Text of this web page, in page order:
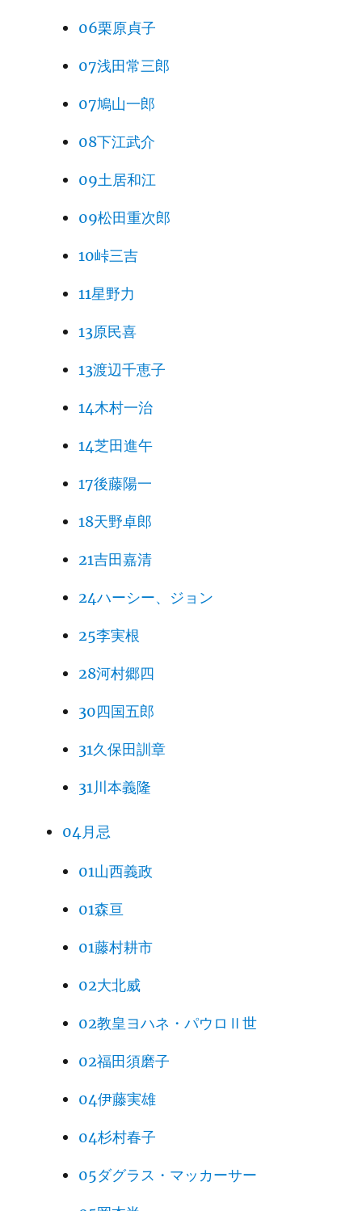
06栗原貞子
07浅田常三郎
07鳩山一郎
08下江武介
09土居和江
09松田重次郎
10峠三吉
11星野力
13原民喜
13渡辺千恵子
14木村一治
14芝田進午
17後藤陽一
18天野卓郎
21吉田嘉清
24ハーシー、ジョン
25李実根
28河村郷四
30四国五郎
31久保田訓章
31川本義隆
04月忌
01山西義政
01森亘
01藤村耕市
02大北威
02教皇ヨハネ・パウロⅡ世
02福田須磨子
04伊藤実雄
04杉村春子
05ダグラス・マッカーサー